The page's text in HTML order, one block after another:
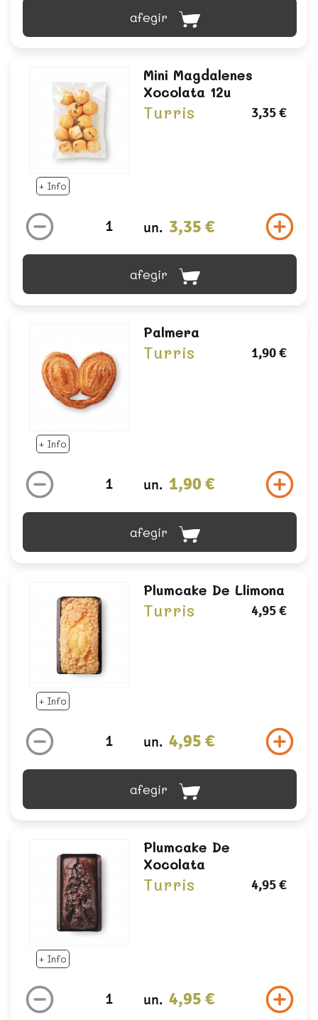
afegir
+ Info
Mini Magdalenes
Xocolata 12u
Turris 3,35 €
un. 3,35 €
afegir
+ Info
Palmera
Turris 1,90 €
un. 1,90 €
afegir
+ Info
Plumcake De Llimona
Turris 4,95 €
un. 4,95 €
afegir
+ Info
Plumcake De
Xocolata
Turris 4,95 €
un. 4,95 €